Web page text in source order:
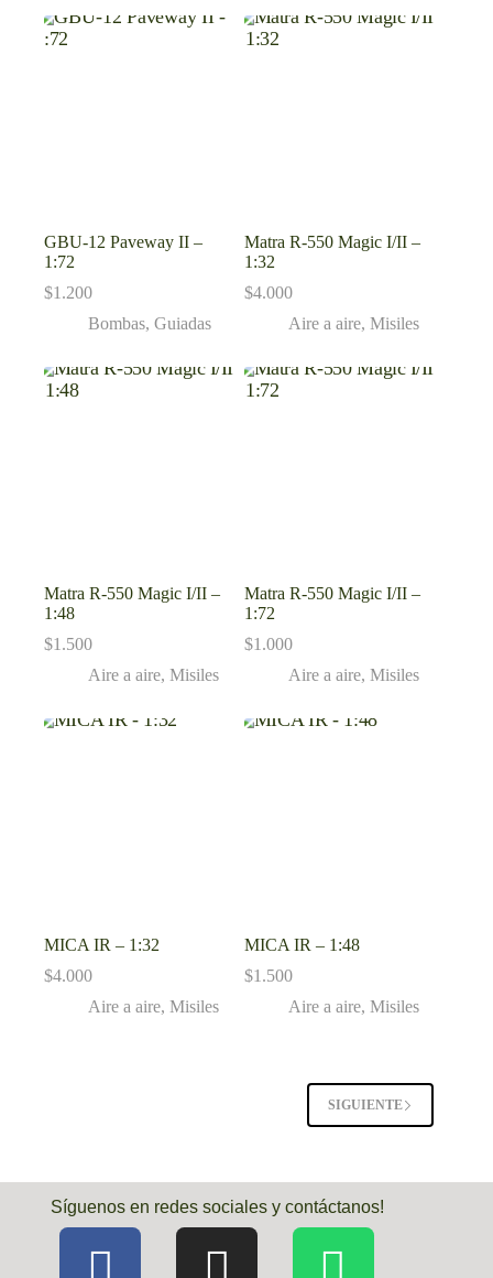
GBU-12 Paveway II –
1:72
$1.200
Bombas, Guiadas
Matra R-550 Magic I/II –
1:32
$4.000
Aire a aire,Misiles
Matra R-550 Magic I/II –
1:48
$1.500
Aire a aire, Misiles
Matra R-550 Magic I/II –
1:72
$1.000
Aire a aire,Misiles
MICA IR – 1:32
$4.000
Aire a aire, Misiles
MICA IR – 1:48
$1.500
Aire a aire,Misiles
SIGUIENTE
Síguenos en redes sociales y contáctanos!